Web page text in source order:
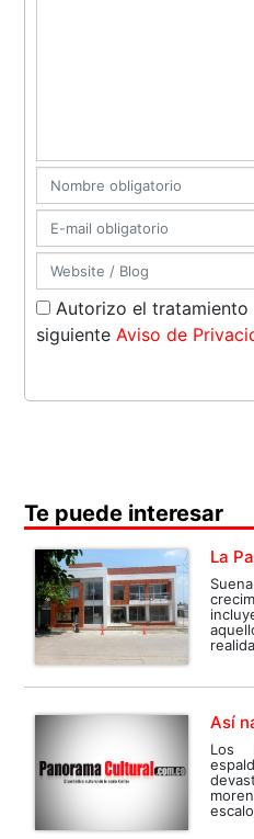
Autorizo el tratamiento
siguienteAviso de
Te puede interesar
La
Así
Los